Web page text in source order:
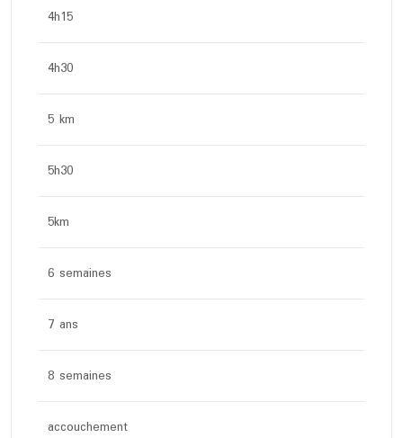
4h15
4h30
5 km
5h30
5km
6 semaines
7 ans
8 semaines
accouchement